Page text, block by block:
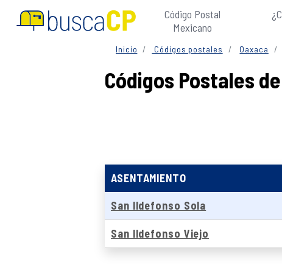
Código Postal
Mexicano
Inicio Códigos postales Oaxaca
Códigos Postales
ASENTAMIENTO
San Ildefonso Sola
San Ildefonso Viejo